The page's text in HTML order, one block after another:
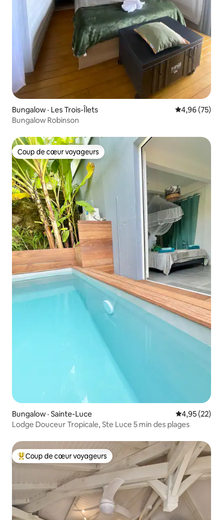
Bungalow · Les Trois-Îlets Note
4,96 (75)
Bungalow Robinson
Coup de cœur voyageurs
Coup de cœur voyageurs
Bungalow · Sainte-Luce Note
4,95 (22)
Lodge Douceur Tropicale, Ste Luce 5 min des plages
Coup de cœur voyageurs parmi les plus aimés
Coup de cœur voyageurs